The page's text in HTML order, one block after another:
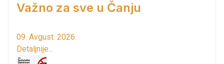
Važno za sve u Čanju
09. Avgust. 2026.
Detaljnije...